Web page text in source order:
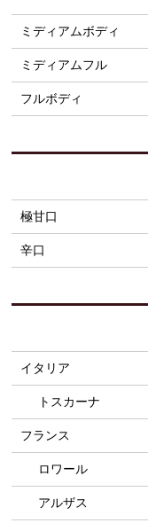
ミディアムボディ
ミディアムフル
フルボディ
極甘口
辛口
イタリア
トスカーナ
フランス
ロワール
アルザス